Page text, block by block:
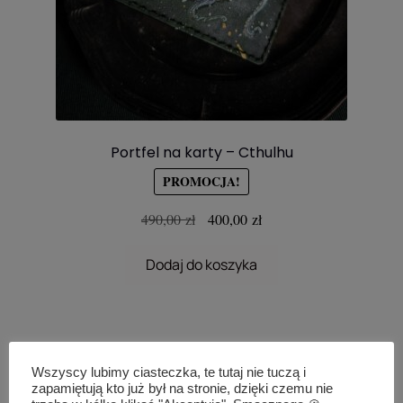
Portfel na karty – Cthulhu
PROMOCJA!
490,00zł
Pierwotna
wynosiła:
400,00 złAktualna
Dodaj do koszyka
Wszyscy lubimy ciasteczka, te tutaj nie tuczą i
zapamiętują kto już był na stronie, dzięki czemu nie